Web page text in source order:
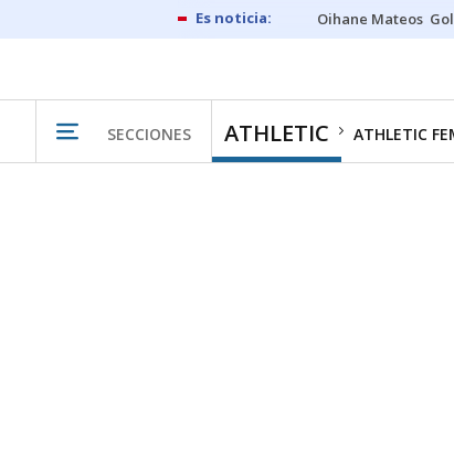
Oihane Mateos
SECCIONES ATHLETIC ATHLETIC